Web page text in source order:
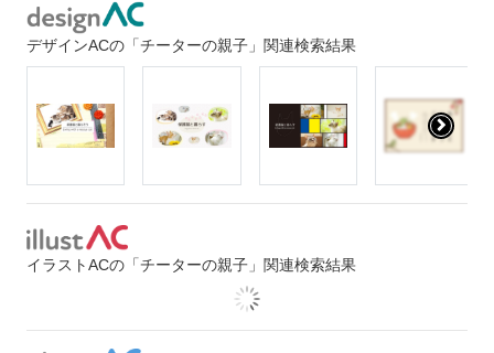
デザインACの「チーターの親子」関連検索結果
イラストACの「チーターの親子」関連検索結果